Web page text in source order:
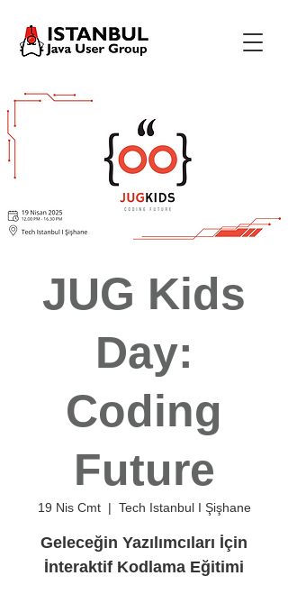
JUG Kids
Day:
Coding
Future
19 Nis Cmt
  |
Tech Istanbul I Şişhane
Geleceğin Yazılımcıları İçin
İnteraktif Kodlama Eğitimi